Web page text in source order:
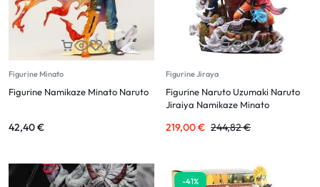
Figurine Minato
Figurine Namikaze Minato Naruto
42,40€
Figurine Jiraya
Figurine Naruto Uzumaki Naruto
Jiraiya Namikaze Minato
244,82€
219,00€
-41%